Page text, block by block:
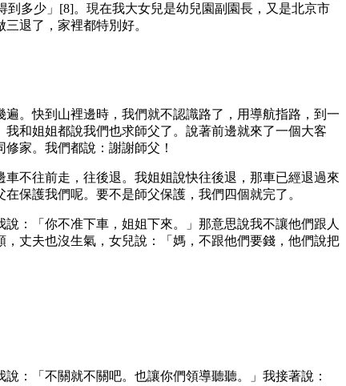
多少」[8]。現在我大女兒是幼兒園副園長，又是北京市
退了，家裡都特別好。
。快到山裡邊時，我們就不認識路了，用導航指路，到一
和姐姐都說我們也求師父了。說著前邊就來了一個大客
家。我們都說：謝謝師父！
不往前走，往後退。我姐姐說快往後退，那車已經退過來
保護我們呢。要不是師父保護，我們四個就完了。
：「你不准下車，姐姐下來。」那意思說我不讓他們跟人
丈夫也沒生氣，女兒說：「媽，不跟他們要錢，他們說把
：「不關就不關吧。也讓你們領導聽聽。」我接著說：